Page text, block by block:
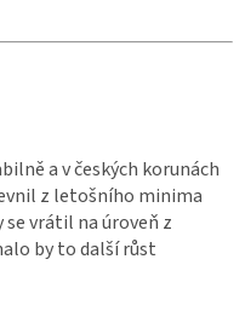
a v českých korunách
z letošního minima
se vrátil na úroveň z
by to další růst